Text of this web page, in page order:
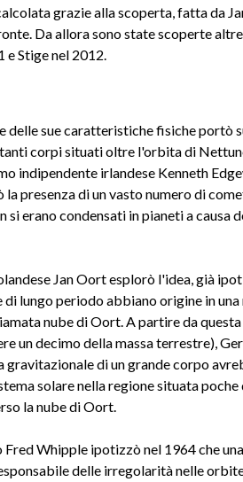
grazie alla scoperta, fatta da
Da allora sono state scoperte
e Stige nel 2012.
delle sue caratteristiche fisiche portò
corpi situati oltre l'orbita di
indipendente irlandese Kenneth
presenza di un vasto numero di
si erano condensati in pianeti a causa
Jan Oort esplorò l'idea, già
di lungo periodo abbiano origine in
nube di Oort. A partire da
un decimo della massa terrestre),
gravitazionale di un grande corpo
solare nella regione situata
la nube di Oort.
Fred Whipple ipotizzò nel 1964 che
delle irregolarità nelle